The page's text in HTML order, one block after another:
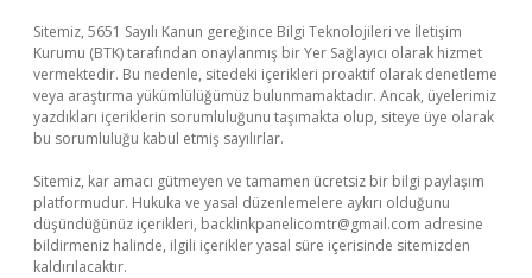
Sitemiz, 5651 Sayılı Kanun gereğince Bilgi Teknolojileri ve İletişim
Kurumu (BTK) tarafından onaylanmış bir Yer Sağlayıcı olarak hizmet
vermektedir. Bu nedenle, sitedeki içerikleri proaktif olarak denetleme
veya araştırma yükümlülüğümüz bulunmamaktadır. Ancak, üyelerimiz
yazdıkları içeriklerin sorumluluğunu taşımakta olup, siteye üye olarak
bu sorumluluğu kabul etmiş sayılırlar.
Sitemiz, kar amacı gütmeyen ve tamamen ücretsiz bir bilgi paylaşım
platformudur. Hukuka ve yasal düzenlemelere aykırı olduğunu
düşündüğünüz içerikleri, backlinkpanelicomtr@gmail.com adresine
bildirmeniz halinde, ilgili içerikler yasal süre içerisinde sitemizden
kaldırılacaktır.